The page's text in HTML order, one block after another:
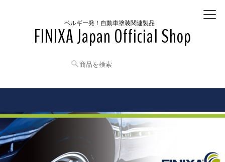
ベルギー発！自動車塗装関連製品
FINIXA Japan Official Shop